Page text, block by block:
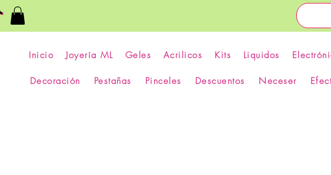
Inicio Joyería ML Geles Acrilicos Kits Liquidos
Decoración Pestañas Pinceles Descuentos Neceser